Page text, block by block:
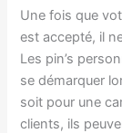
Une fois que
est accepté, il
Les pin’s
se démarquer
soit pour une
clients, ils